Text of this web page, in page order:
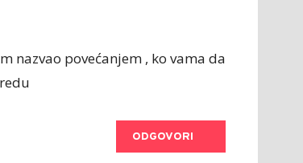
nazvao povećanjem , ko vama da
ODGOVORI